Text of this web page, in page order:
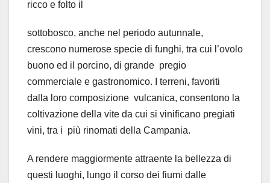
ricco e folto il
sottobosco, anche nel periodo autunnale,
crescono numerose specie di funghi, tra cui l’ovolo
buono ed il porcino, di grande pregio
commerciale e gastronomico. I
terreni, favoriti
dalla loro composizione vulcanica, consentono la
coltivazione della vite da cui si vinificano pregiati
vini, tra i più rinomati della Campania.
A rendere maggiormente attraente la bellezza di
questi luoghi, lungo il corso dei fiumi dalle